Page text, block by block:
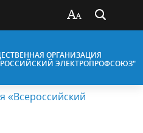
ОРГАНИЗАЦИЯ
ЭЛЕКТРОПРОФСОЮЗ"
«Всероссийский